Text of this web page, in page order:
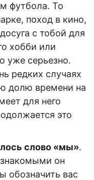
футбола. То
поход в кино,
с тобой для
хобби или
уже серьезно.
редких случаях
долю времени на
для него
это
слово «мы».
он
обозначить вас